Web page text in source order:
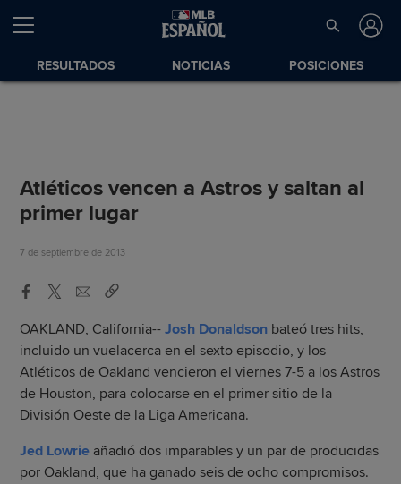
RESULTADOS NOTICIAS POSICIONES
Atléticos vencen a Astros y saltan al
primer lugar
7 de septiembre de 2013
OAKLAND, California--Josh Donaldson bateó tres hits,
incluido un vuelacerca en el sexto episodio, y los
Atléticos de Oakland vencieron el viernes 7-5 a los Astros
de Houston, para colocarse en el primer sitio de la
División Oeste de la Liga Americana.
Jed Lowrie añadió dos imparables y un par de producidas
por Oakland, que ha ganado seis de ocho compromisos.